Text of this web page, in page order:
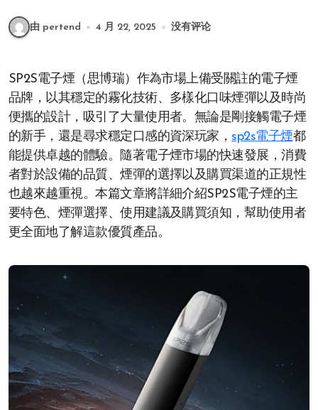
由 pertend 4 月 22, 2025 没有评论
SP2S電子煙（思博瑞）作為市場上備受關註的電子煙
品牌，以其穩定的霧化技術、多樣化口味煙彈以及時尚
便攜的設計，吸引了大量使用者。無論是剛接觸電子煙
的新手，還是尋求穩定口感的資深玩家，sp2s電子煙都
能提供卓越的體驗。隨著電子煙市場的快速發展，消費
者對於設備的品質、煙彈的選擇以及購買渠道的正規性
也越來越重視。本篇文章將詳細介紹SP2S電子煙的主
要特色、煙彈選擇、使用建議及購買須知，幫助使用者
更全面地了解這款優質產品。